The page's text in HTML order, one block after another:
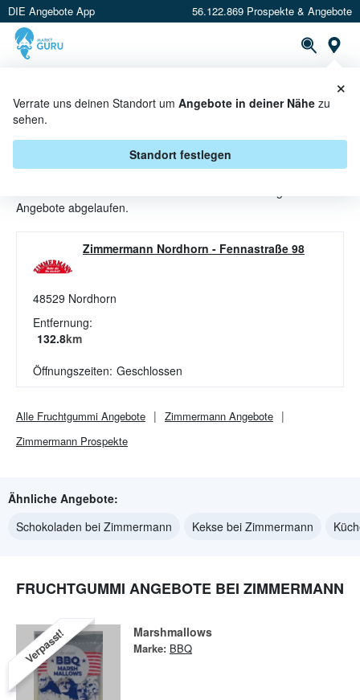
DIE Angebote App 56.122.869 Prospekte & Angebote
Verrate uns deinen Standort um Angebote in deiner Nähe zu
sehen.
Standort festlegen
×
FRUCHTGUMMI ANGEBOTE &
AKTIONEN BEI ZIMMERMANN
Angebote abgelaufen.
Zimmermann Nordhorn - Fennastraße 98
48529 Nordhorn
Entfernung:
132.8km
Öffnungszeiten: Geschlossen
Alle Fruchtgummi Angebote Zimmermann Angebote
Zimmermann Prospekte
Ähnliche Angebote:
Schokoladen bei Zimmermann
Kekse bei Zimmermann
FRUCHTGUMMI ANGEBOTE BEI ZIMMERMANN
Verpasst! Marshmallows
Marke: BBQ